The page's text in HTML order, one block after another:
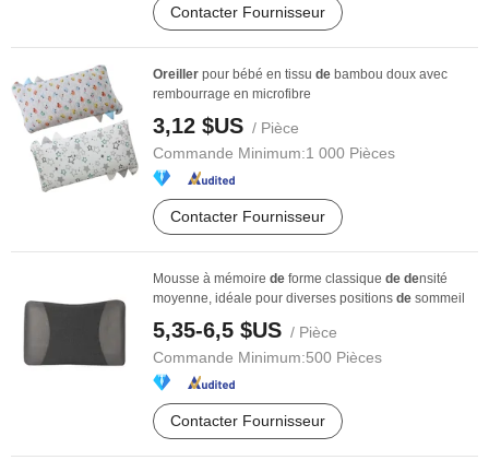
Contacter Fournisseur
Oreiller pour bébé en tissu de bambou doux avec
rembourrage en microfibre
3,12 $US / Pièce
Commande Minimum:1 000 Pièces
Contacter Fournisseur
Mousse à mémoire de forme classique de densité
moyenne, idéale pour diverses positions de sommeil
5,35-6,5 $US / Pièce
Commande Minimum:500 Pièces
Contacter Fournisseur